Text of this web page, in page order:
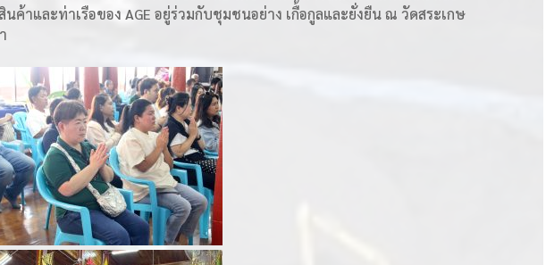
าและท่าเรือของ AGE อยู่ร่วมกับชุมชนอย่าง เกื้อกูลและยั่งยืน ณ วัดสระเกษ